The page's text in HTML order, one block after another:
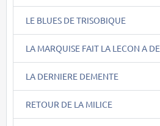
LE BLUES DE TRISOBIQUE
LA MARQUISE FAIT LA LECON A DE
LA DERNIERE DEMENTE
RETOUR DE LA MILICE